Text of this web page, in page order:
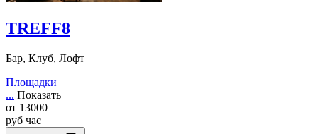
TREFF8
Бар, Клуб, Лофт
Площадки
... Показать
от 13000
руб час